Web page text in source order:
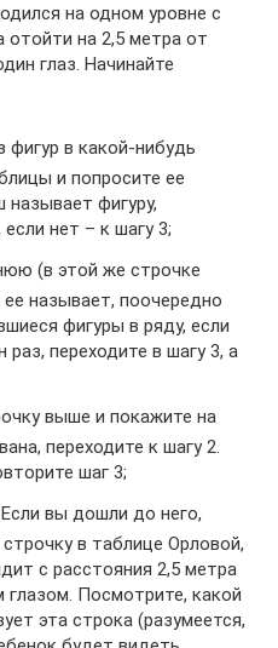
на одном уровне с
отойти на 2,5 метра от
глаз. Начинайте
фигур в какой-нибудь
и попросите ее
фигуру,
нет – к шагу 3;
(в этой же строчке
называет, поочередно
фигуры в ряду, если
переходите в шагу 3, а
выше и покажите на
переходите к шагу 2.
шаг 3;
вы дошли до него,
в таблице Орловой,
с расстояния 2,5 метра
Посмотрите, какой
эта строка (разумеется,